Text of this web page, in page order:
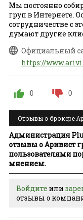
Мы постоянно
груп в Интернете.
сотрудничестве с
думают другие
Официальный
https://
0 0
Отзывы о брокере
Администрация
отзывы о Аривист
пользователями
мнением.
Войдите или
отзывы о